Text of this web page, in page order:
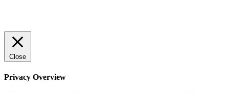
Close
Privacy Overview